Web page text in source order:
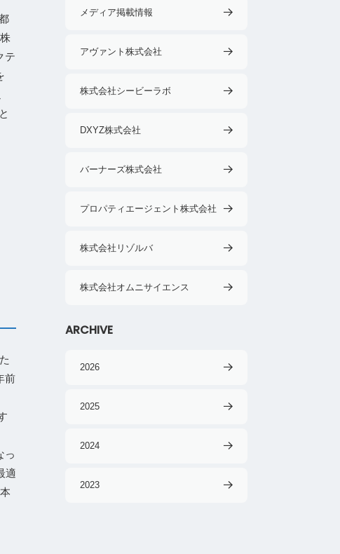
テ
前
っ
適
メディア掲載情報
アヴァント株式会社
株式会社シービーラボ
DXYZ株式会社
バーナーズ株式会社
プロパティエージェント株式会社
株式会社リゾルバ
株式会社オムニサイエンス
ARCHIVE
2026
2025
2024
2023